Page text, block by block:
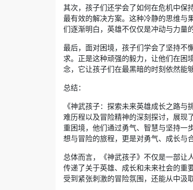
其次，孩子们还学会了如何在危机中保
最有效的解决方案。这种冷静的思维与
们逐渐明白，英雄不仅仅是冲动与力量
最后，面对困境，孩子们学会了坚持不
求。正是这种顽强的毅力，让他们在困
念，它让孩子们在最黑暗的时刻依然能
总结：
《神武孩子：探索未来英雄成长之路
难历程以及冒险精神的深刻探讨，展现
重困境，他们通过勇气、智慧与坚持一
想与冒险的旅程，更是对勇气、成长与
总体而言，《神武孩子》不仅是一部让
传递了关于英雄、成长和未来社会的重
受到紧张刺激的冒险氛围，还能从中汲